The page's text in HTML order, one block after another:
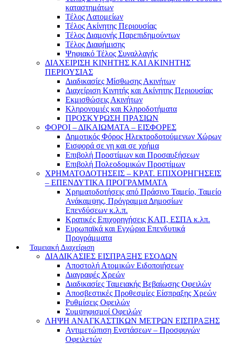
καταστημάτων
Τέλος Λατομείων
Τέλος Ακίνητης Περιουσίας
Τέλος Διαμονής Παρεπιδημούντων
Τέλος Διαφήμισης
Ψηφιακό Τέλος Συναλλαγής
ΔΙΑΧΕΙΡΙΣΗ ΚΙΝΗΤΗΣ ΚΑΙ ΑΚΙΝΗΤΗΣ
ΠΕΡΙΟΥΣΙΑΣ
Διαδικασίες Μίσθωσης Ακινήτων
Διαχείριση Κινητής και Ακίνητης Περιουσίας
Εκμισθώσεις Ακινήτων
Κληρονομιές και Κληροδοτήματα
ΠΡΟΣΚΥΡΩΣΗ ΠΡΑΣΙΩΝ
ΦΟΡΟΙ – ΔΙΚΑΙΩΜΑΤΑ – ΕΙΣΦΟΡΕΣ
Δημοτικός Φόρος Ηλεκτροδοτούμενων Χώρων
Εισφορά σε γη και σε χρήμα
Επιβολή Προστίμων και Προσαυξήσεων
Επιβολή Πολεοδομικών Προστίμων
ΧΡΗΜΑΤΟΔΟΤΗΣΕΙΣ – ΚΡΑΤ. ΕΠΙΧΟΡΗΓΗΣΕΙΣ
– ΕΠΕΝΔΥΤΙΚΑ ΠΡΟΓΡΑΜΜΑΤΑ
Χρηματοδοτήσεις από Πράσινο Ταμείο, Ταμείο
Ανάκαμψης, Πρόγραμμα Δημοσίων
Επενδύσεων κ.λ.π.
Κρατικές Επιχορηγήσεις ΚΑΠ, ΕΣΠΑ κ.λπ.
Ευρωπαϊκά και Εγχώρια Επενδυτικά
Προγράμματα
Ταμειακή Διαχείριση
ΔΙΑΔΙΚΑΣΙΕΣ ΕΙΣΠΡΑΞΗΣ ΕΣΟΔΩΝ
Αποστολή Ατομικών Ειδοποιήσεων
Διαγραφές Χρεών
Διαδικασίες Ταμειακής Βεβαίωσης Οφειλών
Αποσβεστικές Προθεσμίες Είσπραξης Χρεών
Ρυθμίσεις Οφειλών
Συμψηφισμοί Οφειλών
ΛΗΨΗ ΑΝΑΓΚΑΣΤΙΚΩΝ ΜΕΤΡΩΝ ΕΙΣΠΡΑΞΗΣ
Αντιμετώπιση Ενστάσεων – Προσφυγών
Οφειλετών